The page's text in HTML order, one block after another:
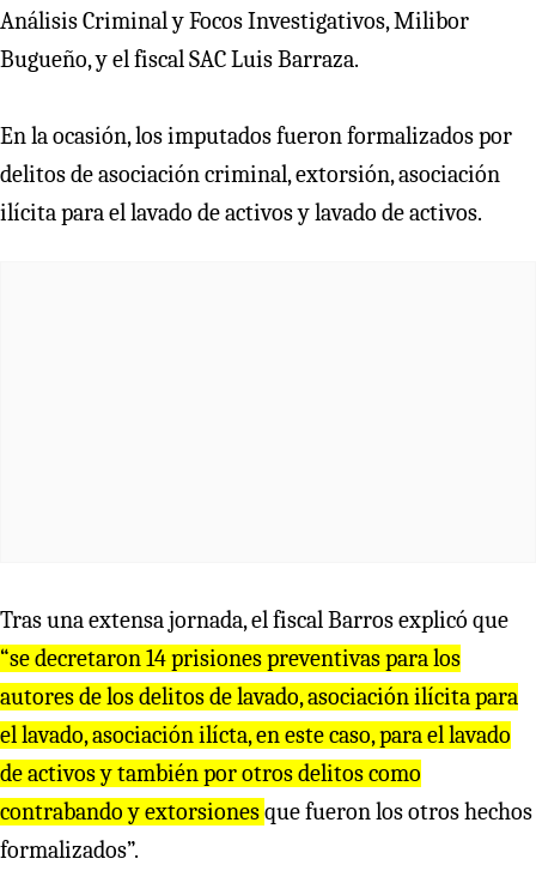
Análisis Criminal y Focos Investigativos, Milibor
Bugueño, y el fiscal SAC Luis Barraza.
En la ocasión, los imputados fueron formalizados por
delitos de asociación criminal, extorsión, asociación
ilícita para el lavado de activos y lavado de activos.
Tras una extensa jornada, el fiscal Barros explicó que
“se decretaron 14 prisiones preventivas para los
autores de los delitos de lavado, asociación ilícita para
el lavado, asociación ilícta, en este caso, para el lavado
de activos y también por otros delitos como
contrabando y extorsionesque fueron los otros hechos
formalizados”.